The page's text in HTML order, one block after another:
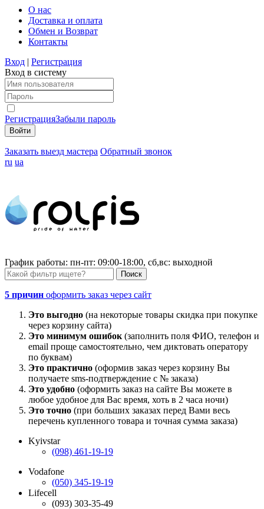
О нас
Доставка и оплата
Обмен и Возврат
Контакты
Вход | Регистрация
Вход в систему
РегистрацияЗабыли пароль
Заказать выезд мастера Обратный звонок
ru ua
График работы: пн-пт: 09:00-18:00, сб,вс: выходной
5 причин оформить заказ через сайт
Это выгодно (на некоторые товары скидка при покупке
через корзину сайта)
Это минимум ошибок (заполнить поля ФИО, телефон и
email проще самостоятельно, чем диктовать оператору
по буквам)
Это практично (оформив заказ через корзину Вы
получаете sms-подтверждение с № заказа)
Это удобно (оформить заказ на сайте Вы можете в
любое удобное для Вас время, хоть в 2 часа ночи)
Это точно (при больших заказах перед Вами весь
перечень купленного товара и точная сумма заказа)
Kyivstar
(098) 461-19-19
Vodafone
(050) 345-19-19
Lifecell
(093) 303-35-49